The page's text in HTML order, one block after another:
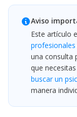
Aviso
Este artículo
una consulta
que
buscar un
manera